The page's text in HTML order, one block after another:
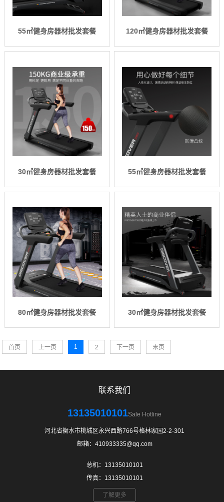
55㎡健身房器材批发套餐 120㎡健身房器材批发套餐
30㎡健身房器材批发套餐 55㎡健身房器材批发套餐
80㎡健身房器材批发套餐 30㎡健身房器材批发套餐
首页 上一页 1 2 下一页 末页
联系我们
13135010101Sale Hotline
河北省衡水市桃城区永兴西路766号格林家园2-2-301
邮箱：410933335@qq.com
总机：13135010101
传真：13135010101
了解更多